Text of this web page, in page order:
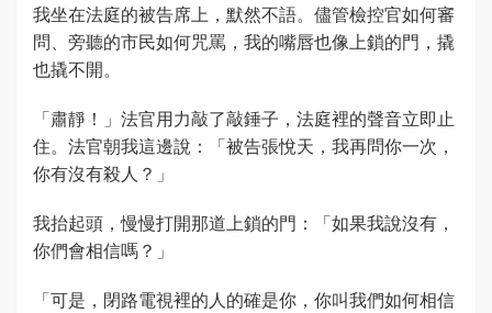
我坐在法庭的被告席上，默然不語。儘管檢控官如何審
問、旁聽的市民如何咒罵，我的嘴唇也像上鎖的門，撬
也撬不開。
「肅靜！」法官用力敲了敲錘子，法庭裡的聲音立即止
住。法官朝我這邊說：「被告張悅天，我再問你一次，
你有沒有殺人？」
我抬起頭，慢慢打開那道上鎖的門：「如果我說沒有，
你們會相信嗎？」
「可是，閉路電視裡的人的確是你，你叫我們如何相信